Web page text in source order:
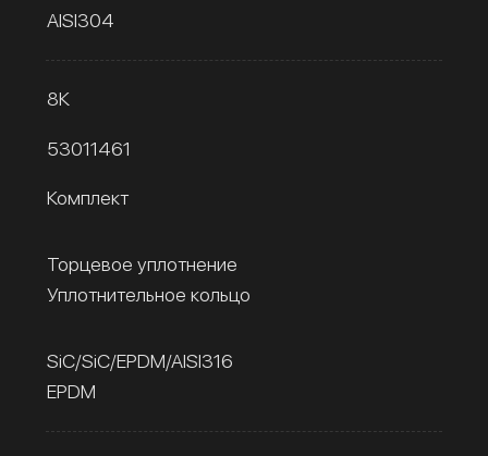
AISI304
8К
53011461
Комплект
Торцевое уплотнение
Уплотнительное кольцо
SiC/SiC/EPDM/AISI316
EPDM